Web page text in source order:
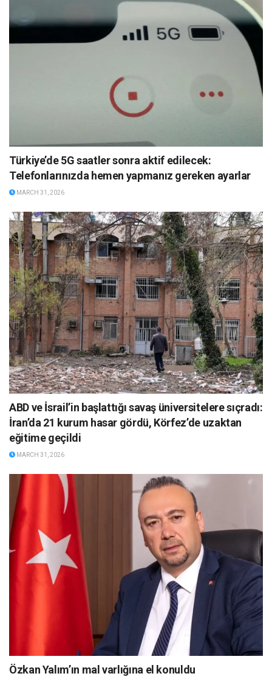
Türkiye’de 5G saatler sonra aktif edilecek:
Telefonlarınızda hemen yapmanız gereken ayarlar
MARCH 31, 2026
ABD ve İsrail’in başlattığı savaş üniversitelere sıçradı:
İran’da 21 kurum hasar gördü, Körfez’de uzaktan
eğitime geçildi
MARCH 31, 2026
Özkan Yalım’ın mal varlığına el konuldu